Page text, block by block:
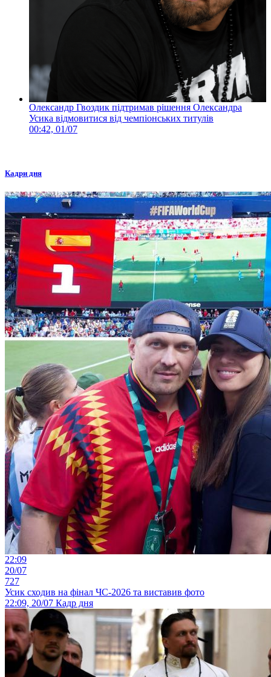
Олександр Гвоздик підтримав рішення Олександра
Усика відмовитися від чемпіонських титулів
00:42, 01/07
Кадри дня
22:09
20/07
727
Усик сходив на фінал ЧС-2026 та виставив фото
22:09, 20/07 Кадр дня